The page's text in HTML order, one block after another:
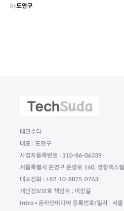
by도안구
테크수다
대표 : 도안구
사업자등록번호 : 110-86-06339
서울특별시 은평구 은평로 160, 경향렉스
대표전화 : +82-10-8875-0763
개인정보보호 책임자 : 이창길
Intro • 온라인미디어 등록번호/일자 : 서